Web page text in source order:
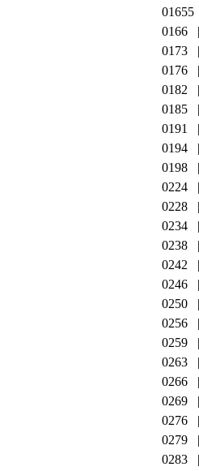
01655
0166
0173
0176
0182
0185
0191
0194
0198
0224
0228
0234
0238
0242
0246
0250
0256
0259
0263
0266
0269
0276
0279
0283